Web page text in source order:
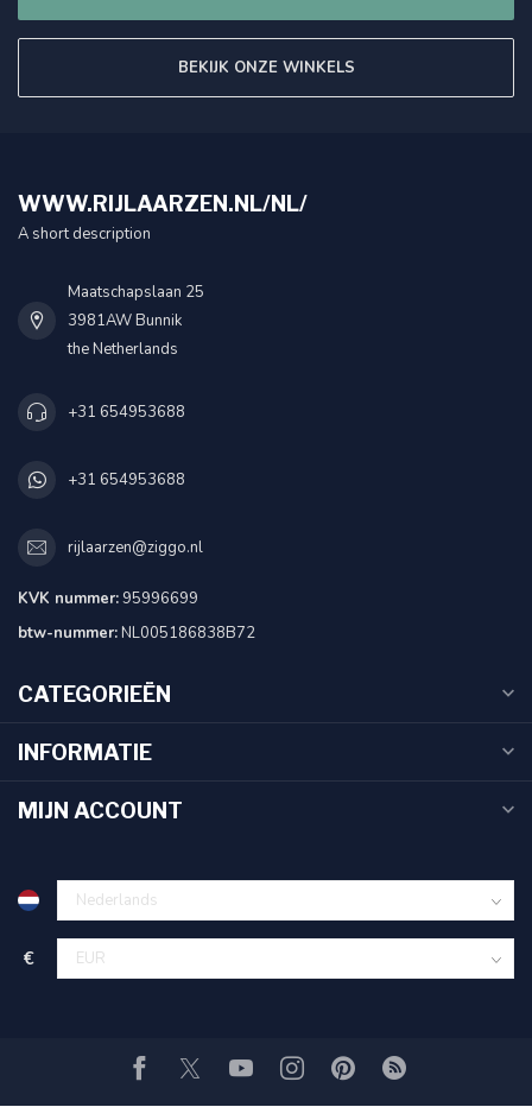
BEKIJK ONZE WINKELS
WWW.RIJLAARZEN.NL/NL/
A short description
Maatschapslaan 25
3981AW Bunnik
the Netherlands
+31 654953688
+31 654953688
rijlaarzen@ziggo.nl
KVK nummer:95996699
btw-nummer:NL005186838B72
CATEGORIEËN
INFORMATIE
MIJN ACCOUNT
€